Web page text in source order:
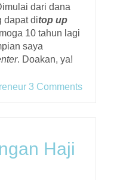
dari dana
dapat ditop up
10 tahun lagi
saya
. Doakan, ya!
3 Comments
Haji